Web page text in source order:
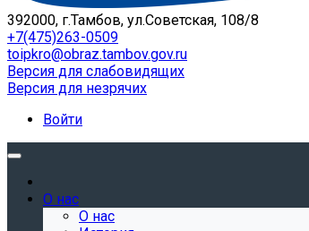
392000, г.Тамбов, ул.Советская, 108/8
+7(475)263-0509
toipkro@obraz.tambov.gov.ru
Версия для слабовидящих
Версия для незрячих
Войти
О нас
О нас